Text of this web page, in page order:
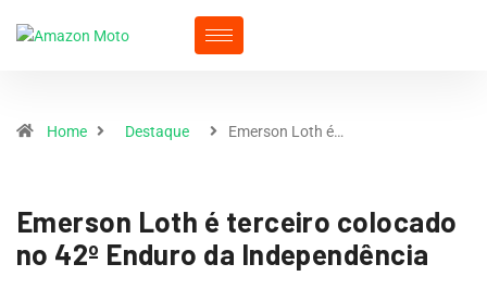
Home Destaque Emerson Loth é…
Emerson Loth é terceiro colocado
no 42º Enduro da Independência